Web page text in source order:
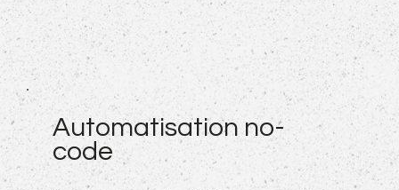
Automatisation no-
code